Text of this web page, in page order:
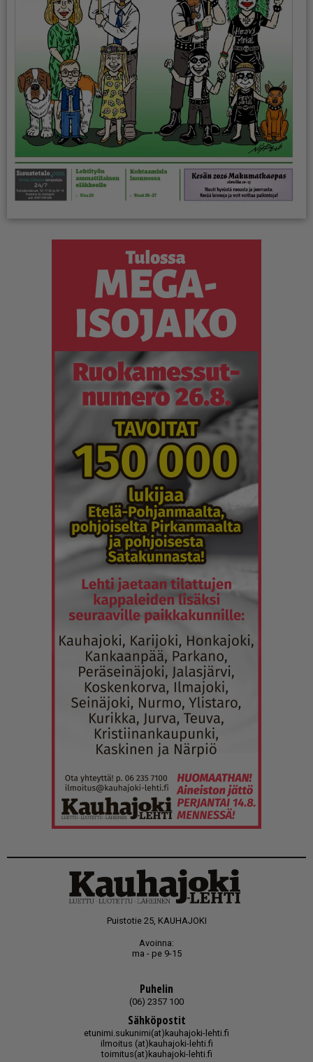
Puistotie 25, KAUHAJOKI
Avoinna:
ma - pe 9-15
Puhelin
(06) 2357 100
Sähköpostit
etunimi.sukunimi(at)kauhajoki-lehti.fi
ilmoitus (at)kauhajoki-lehti.fi
toimitus(at)kauhajoki-lehti.fi